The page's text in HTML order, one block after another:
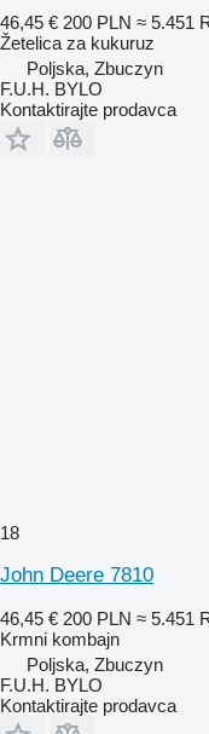
46,45 € 200 PLN ≈ 5.451
Žetelica za kukuruz
Poljska, Zbuczyn
F.U.H. BYLO
Kontaktirajte prodavca
18
John Deere 7810
46,45 € 200 PLN ≈ 5.451
Krmni kombajn
Poljska, Zbuczyn
F.U.H. BYLO
Kontaktirajte prodavca